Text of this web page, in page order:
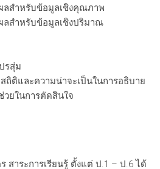
ลสำหรับข้อมูลเชิงคุณภาพ
ลสำหรับข้อมูลเชิงปริมาณ
รสุ่ม
ถิติและความน่าจะเป็นในการอธิบาย
วยในการตัดสินใจ
สาระการเรียนรู้ ตั้งแต่ ป.1 – ป.6 ได้